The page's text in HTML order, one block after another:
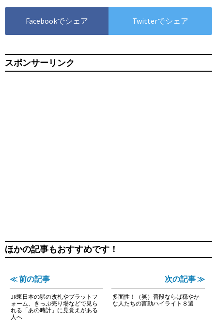
Facebookでシェア Twitterでシェア
スポンサーリンク
ほかの記事もおすすめです！
≪ 前の記事
JR東日本の駅の改札やプラットフ
ォーム、きっぷ売り場などで見ら
れる「あの時計」に見覚えがある
人へ
次の記事 ≫
多面性！（笑）普段ならば穏やか
な人たちの言動ハイライト８選